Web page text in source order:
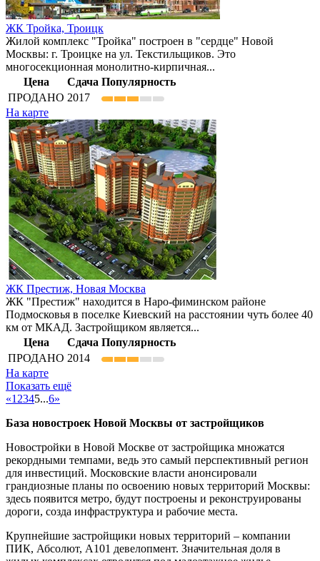
ЖК Тройка, Троицк
Жилой комплекс "Тройка" построен в "сердце" Новой
Москвы: г. Троицке на ул. Текстильщиков. Это
многосекционная монолитно-кирпичная...
Цена
Сдача Популярность
ПРОДАНО 2017
На карте
ЖК Престиж, Новая Москва
ЖК "Престиж" находится в Наро-фиминском районе
Подмосковья в поселке Киевский на расстоянии чуть более 40
км от МКАД. Застройщиком является...
Цена
Сдача Популярность
ПРОДАНО 2014
На карте
Показать ещё
«1 2345...6»
База новостроек Новой Москвы от застройщиков
Новостройки в Новой Москве от застройщика множатся
рекордными темпами, ведь это самый перспективный регион
для инвестиций. Московские власти анонсировали
грандиозные планы по освоению новых территорий Москвы:
здесь появится метро, будут построены и реконструированы
дороги, созда инфраструктура и рабочие места.
Крупнейшие застройщики новых территорий – компании
ПИК, Абсолют, А101 девелопмент. Значительная доля в